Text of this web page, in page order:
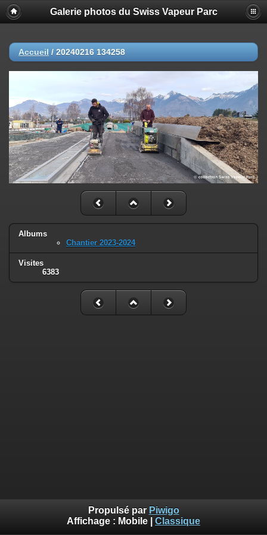
Galerie photos du Swiss Vapeur Parc
Accueil / 20240216 134258
Albums
Chantier 2023-2024
Visites
6383
Propulsé par Piwigo
Affichage : Mobile Classique